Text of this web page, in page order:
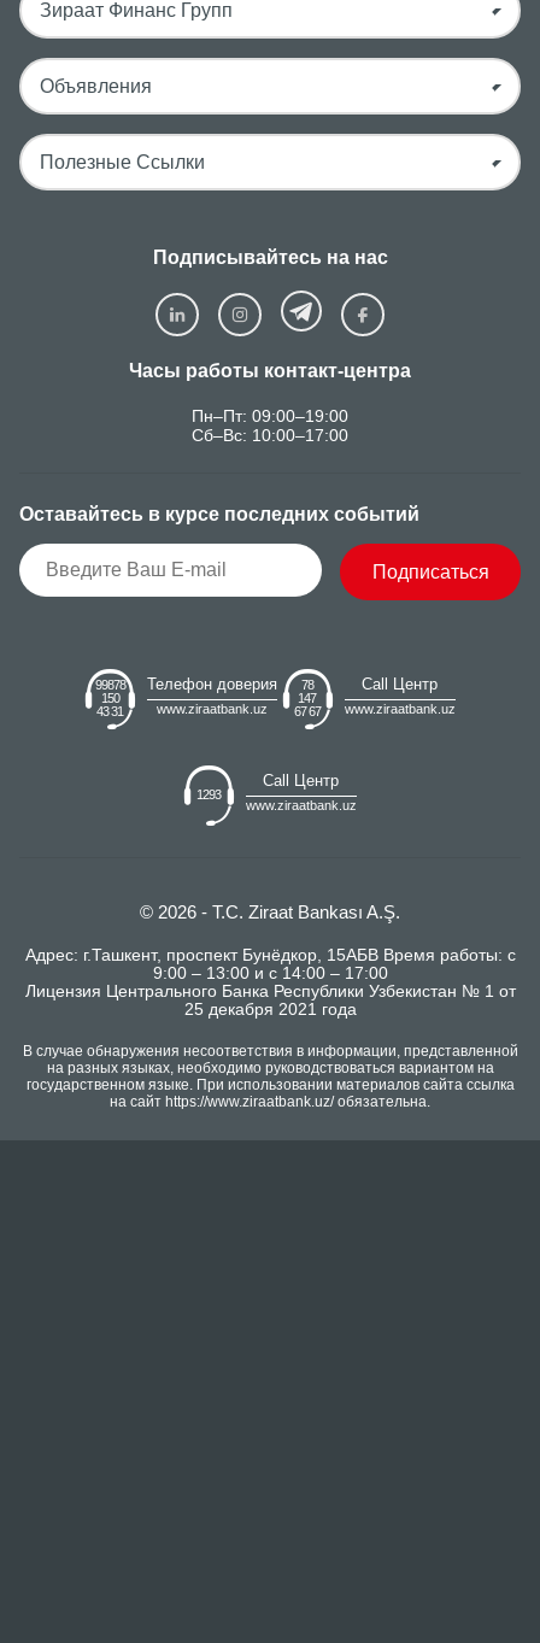
Зираат Финанс Групп
Объявления
Полезные Ссылки
Подписывайтесь на нас
Часы работы контакт-центра
Пн–Пт: 09:00–19:00
Сб–Вс: 10:00–17:00
Оставайтесь в курсе последних событий
Подписаться
99878
150
43 31
Телефон доверия
www.ziraatbank.uz
78
147
67 67
Call Центр
www.ziraatbank.uz
1293
Call Центр
www.ziraatbank.uz
© 2026 - T.C. Ziraat Bankası A.Ş.
Адрес: г.Ташкент, проспект Бунёдкор, 15АБВ Время работы: с
9:00 – 13:00 и с 14:00 – 17:00
Лицензия Центрального Банка Республики Узбекистан № 1 от
25 декабря 2021 года
В случае обнаружения несоответствия в информации, представленной
на разных языках, необходимо руководствоваться вариантом на
государственном языке. При использовании материалов сайта ссылка
на сайт https://www.ziraatbank.uz/ обязательна.